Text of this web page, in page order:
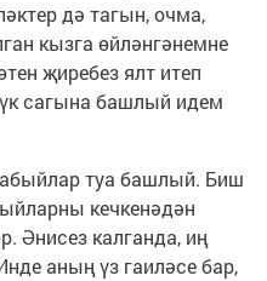
дә тагын, очма,
кызга өйләнгәнемне
җиребез ялт итеп
сагына башлый идем
туа башлый. Биш
кечкенәдән
Әнисез калганда, иң
аның үз гаиләсе бар,